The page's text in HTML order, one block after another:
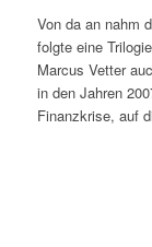
Von da an nahm
folgte eine
Marcus Vetter
in den Jahren
Finanzkrise, auf